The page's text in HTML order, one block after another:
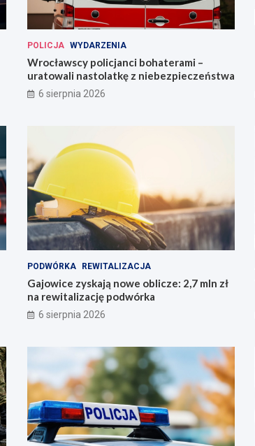
POLICJA WYDARZENIA
Wrocławscy policjanci bohaterami –
uratowali nastolatkę z niebezpieczeństwa
6 sierpnia 2026
PODWÓRKA REWITALIZACJA
Gajowice zyskają nowe oblicze: 2,7 mln zł
na rewitalizację podwórka
6 sierpnia 2026